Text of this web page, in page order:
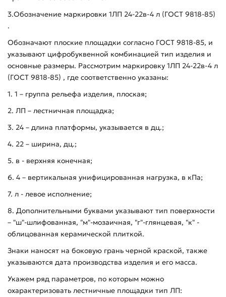
3.Обозначение маркировки 1ЛП 24-22в-4 л (ГОСТ 9818-85)
.
Обозначают плоские площадки согласно ГОСТ 9818-85, и
указывают цифробуквенной комбинацией тип изделия и
основные размеры. Рассмотрим маркировку 1ЛП 24-22в-4 л
(ГОСТ 9818-85) , где соответственно указаны:
1. 1 – группа рельефа изделия, плоская;
2. ЛП – лестничная площадка;
3. 24 – длина платформы, указывается в дц.;
4. 22 – ширина, дц.;
5. в - верхняя конечная;
6. 4 – вертикальная унифицированная нагрузка, в кПа;
7. л - левое исполнение;
8. Дополнительными буквами указывают тип поверхности
– "ш"-шлифованная, "м"-мозаичная, "г"-глянцевая, "к" -
облицованная керамической плиткой.
Знаки наносят на боковую грань черной краской, также
указываются дата производства изделия и его масса.
Укажем ряд параметров, по которым можно
охарактеризовать лестничные площадки тип ЛП: